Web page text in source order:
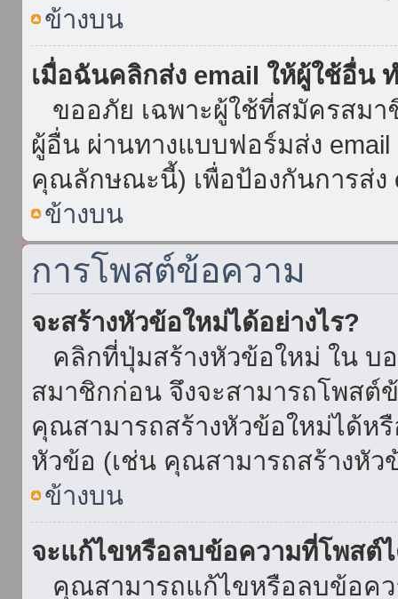
ข้างบน
เมื่อฉันคลิกส่ง email ให้ผู้ใช้อื่น
ขออภัย เฉพาะผู้ใช้ที่สมัครสมา
ผู้อื่น ผ่านทางแบบฟอร์มส่ง
คุณลักษณะนี้) เพื่อป้องกันการส่ง
ข้างบน
การโพสต์ข้อความ
จะสร้างหัวข้อใหม่ได้อย่างไร?
คลิกที่ปุ่มสร้างหัวข้อใหม่ ใน บ
สมาชิกก่อน จึงจะสามารถโพส
คุณสามารถสร้างหัวข้อใหม่ได้ห
หัวข้อ (เช่น คุณสามารถสร้างหั
ข้างบน
จะแก้ไขหรือลบข้อความที่โพสต์ไ
คุณสามารถแก้ไขหรือลบข้อคว